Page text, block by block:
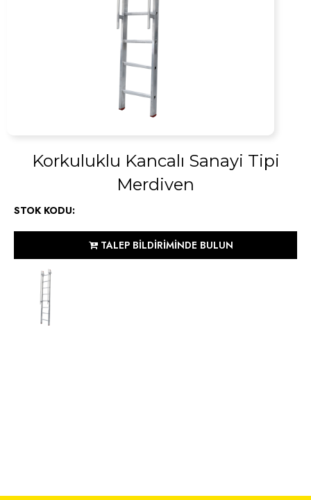
Korkuluklu Kancalı Sanayi Tipi
Merdiven
STOK KODU:
TALEP BİLDİRİMİNDE BULUN